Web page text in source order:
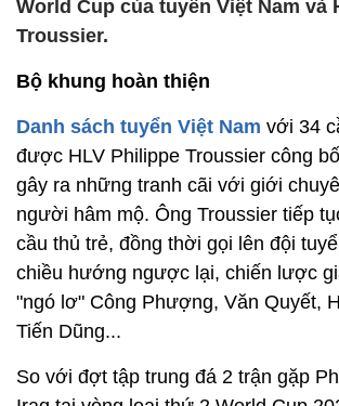
World Cup của tuyển Việt Nam và
Troussier.
Bộ khung hoàn thiện
Danh sách tuyển Việt Nam với 34
được HLV Philippe Troussier công
gây ra những tranh cãi với giới
người hâm mộ. Ông Troussier tiếp
cầu thủ trẻ, đồng thời gọi lên đội
chiều hướng ngược lại, chiến lược
"ngó lơ" Công Phượng, Văn Quyết,
Tiến Dũng...
So với đợt tập trung đá 2 trận gặp